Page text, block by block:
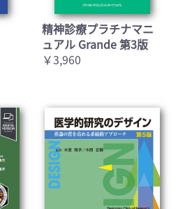
精神診療プラチナマニ
ュアル Grande 第3版
￥3,960